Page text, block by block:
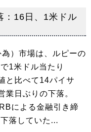
：16日、1米ドル
）市場は、ルピーの
1米ドル当たり
と比べて14パイサ
業日ぶりの下落。
による金融引き締
落していた...